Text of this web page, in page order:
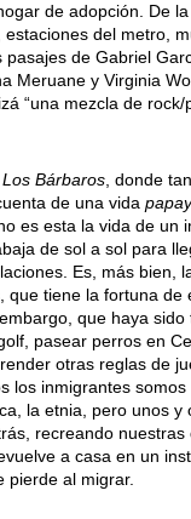
de adopción. De la
del metro,
de Gabriel
Meruane y Virginia
“una mezcla de
Los Bárbaros , donde
de una vida
es esta la vida de un
de sol a sol para
Es, más bien,
tiene la fortuna de
que haya
pasear perros en
otras reglas de
los inmigrantes
la etnia, pero unos y
recreando nuestras
a casa en un
pierde al migrar.